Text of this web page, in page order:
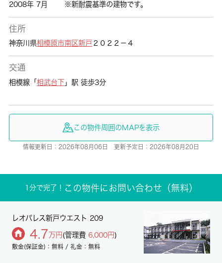
2008年 7月 ※新耐震基準の建物です。
住所
神奈川県相模原市南区新戸 ２０２２－４
交通
相模線「 相武台下」駅 徒歩3分
この物件周囲のMAPを表示
情報更新日：2026年08月06日 更新予定日：2026年08月20日
1分で完了！ この物件にお問い合わせ（無料）
レオパレス新戸ウエスト 209
4.7 万円 (管理費 6,000円)
敷金(保証金)：無料 / 礼金：無料